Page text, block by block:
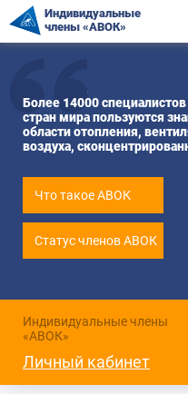
Индивидуальные
члены «АВОК»
Более 14000
стран мира пользуются
области отопления,
воздуха,
Что такое АВОК
Статус членов АВОК
Индивидуальные члены
«АВОК»
Личный кабинет